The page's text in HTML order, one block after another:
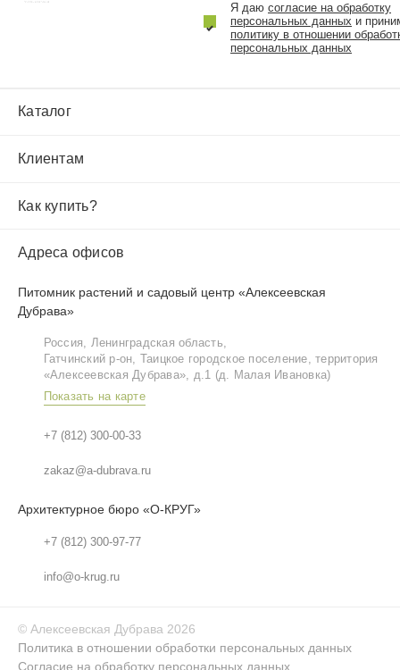
Каталог
Клиентам
Как купить?
Адреса офисов
Питомник растений и садовый центр «Алексеевская
Дубрава»
Россия, Ленинградская область,
Гатчинский р‑он, Таицкое городское поселение, территория
«Алексеевская Дубрава», д.1 (д. Малая Ивановка)
Показать на карте
+7 (812) 300-00-33
zakaz@a-dubrava.ru
Архитектурное бюро «О-КРУГ»
+7 (812) 300-97-77
info@o-krug.ru
Я даю согласие на обработку
персональных данных и
политику в отношении
персональных данных
© Алексеевская Дубрава 2026
Политика в отношении обработки персональных данных
Согласие на обработку персональных данных